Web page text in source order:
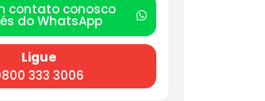
contato conosco
do WhatsApp
Ligue
333 3006